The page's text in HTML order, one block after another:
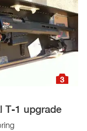
3
T-1 upgrade